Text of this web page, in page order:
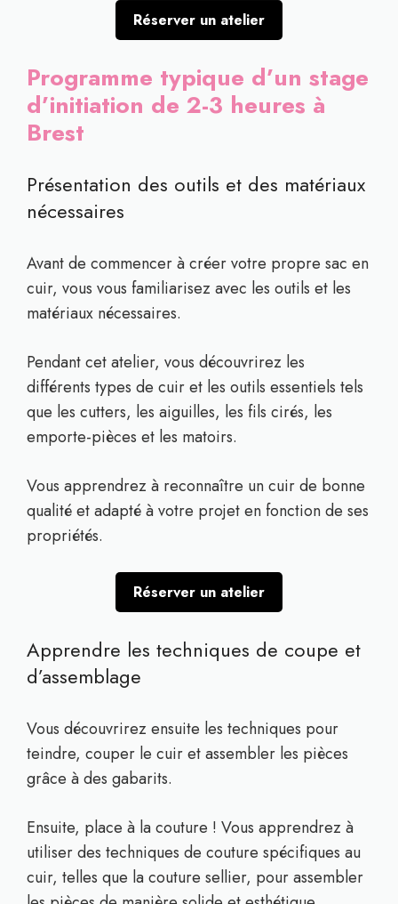
Réserver un atelier
Programme typique d’un stage
d’initiation de 2-3 heures à
Brest
Présentation des outils et des matériaux
nécessaires
Avant de commencer à créer votre propre sac en
cuir, vous vous familiarisez avec les outils et les
matériaux nécessaires.
Pendant cet atelier, vous découvrirez les
différents types de cuir et les outils essentiels tels
que les cutters, les aiguilles, les fils cirés, les
emporte-pièces et les matoirs.
Vous apprendrez à reconnaître un cuir de bonne
qualité et adapté à votre projet en fonction de ses
propriétés.
Réserver un atelier
Apprendre les techniques de coupe et
d’assemblage
Vous découvrirez ensuite les techniques pour
teindre, couper le cuir et assembler les pièces
grâce à des gabarits.
Ensuite, place à la couture ! Vous apprendrez à
utiliser des techniques de couture spécifiques au
cuir, telles que la couture sellier, pour assembler